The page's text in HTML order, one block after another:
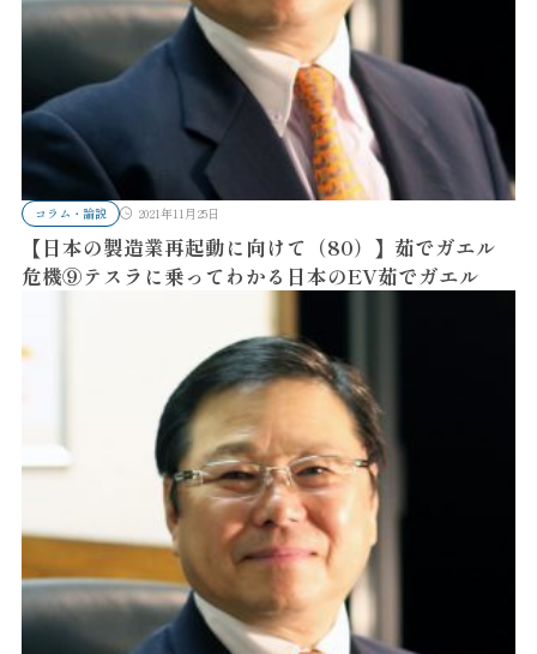
コラム・論説 2021年11月25日
【日本の製造業再起動に向けて（80）】茹でガエル
危機⑨テスラに乗ってわかる日本のEV茹でガエル